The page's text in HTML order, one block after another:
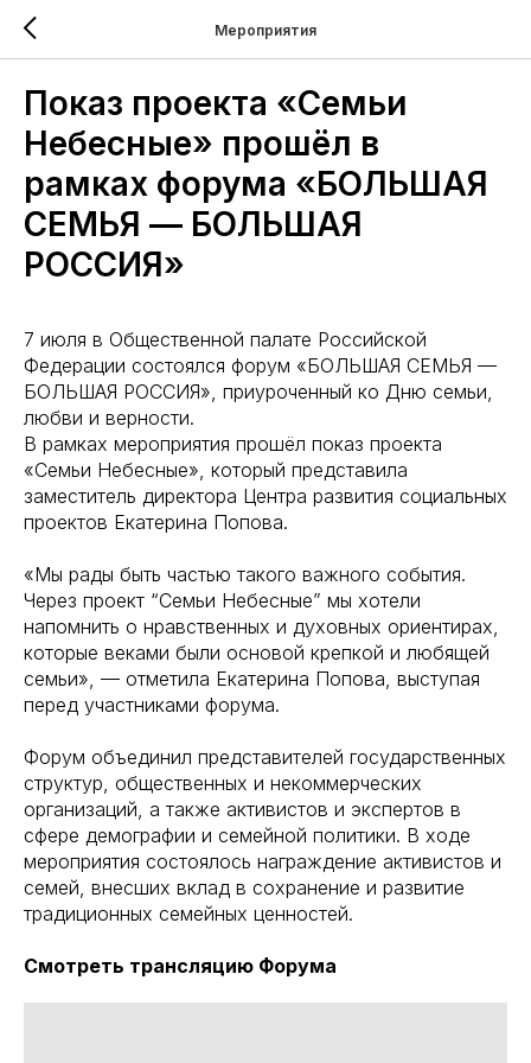
Мероприятия
Показ проекта «Семьи
Небесные» прошёл в
рамках форума «БОЛЬШАЯ
СЕМЬЯ — БОЛЬШАЯ
РОССИЯ»
7 июля в Общественной палате Российской
Федерации состоялся форум «БОЛЬШАЯ СЕМЬЯ —
БОЛЬШАЯ РОССИЯ», приуроченный ко Дню семьи,
любви и верности.
В рамках мероприятия прошёл показ проекта
«Семьи Небесные», который представила
заместитель директора Центра развития социальных
проектов Екатерина Попова.
«Мы рады быть частью такого важного события.
Через проект “Семьи Небесные” мы хотели
напомнить о нравственных и духовных ориентирах,
которые веками были основой крепкой и любящей
семьи», — отметила Екатерина Попова, выступая
перед участниками форума.
Форум объединил представителей государственных
структур, общественных и некоммерческих
организаций, а также активистов и экспертов в
сфере демографии и семейной политики. В ходе
мероприятия состоялось награждение активистов и
семей, внесших вклад в сохранение и развитие
традиционных семейных ценностей.
Смотреть трансляцию Форума